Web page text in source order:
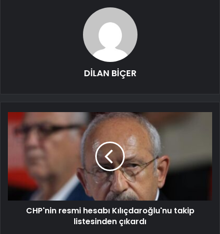
DİLAN BİÇER
CHP'nin resmi hesabı Kılıçdaroğlu'nu takip
listesinden çıkardı